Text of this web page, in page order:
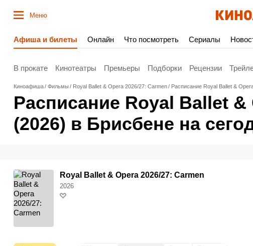
Меню
Афиша и билеты Онлайн Что посмотреть Сериалы
В прокате Кинотеатры Премьеры Подборки Рецензии
Киноафиша Фильмы Royal Ballet & Opera 2026/27: Carmen Расписание Royal Ballet &
Расписание Royal Ballet &
(2026) в Брисбене на
Royal Ballet & Opera 2026/27: Carmen
2026